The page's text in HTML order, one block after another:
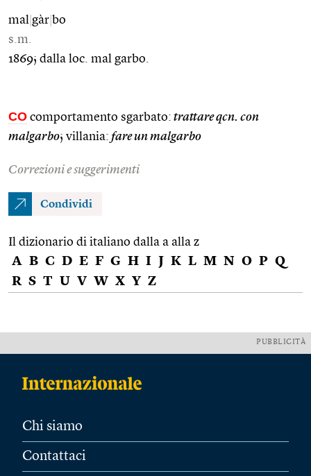
mal gàr bo
s.m.
1869; dalla loc. mal garbo.
CO comportamento sgarbato: trattare qcn. con
malgarbo; villania: fare un malgarbo
Correzioni e suggerimenti
Condividi
Il dizionario di italiano dalla a alla z
A B C D E F G H I J K L M N O P Q
R S T U V W X Y Z
PUBBLICITÀ
Chi siamo
Contattaci